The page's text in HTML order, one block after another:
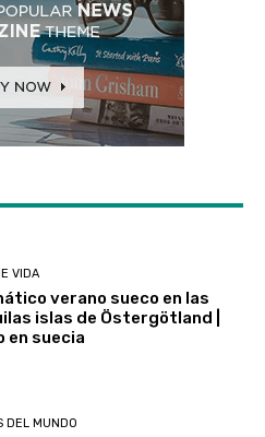
VIDA
verano sueco en las
islas de Östergötland |
en suecia
DEL MUNDO